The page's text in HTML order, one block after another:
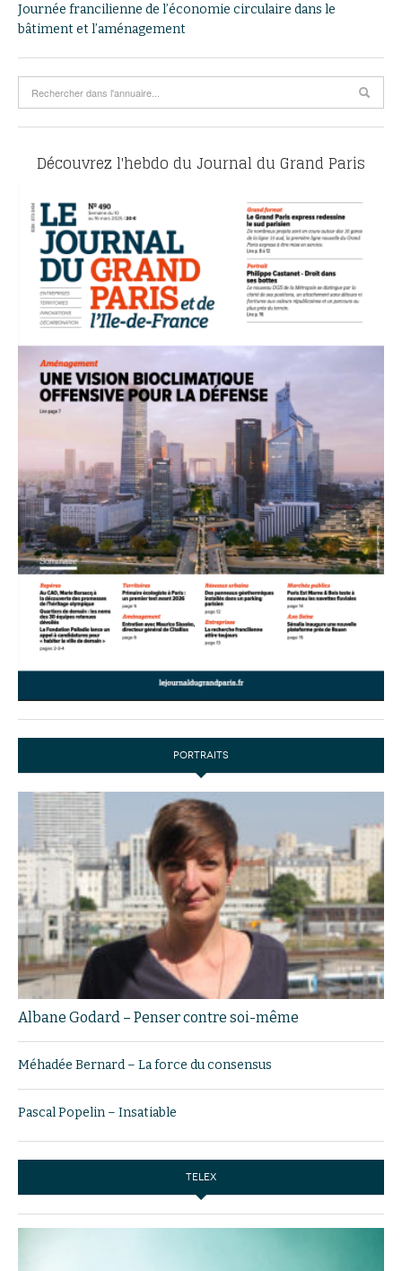
Journée francilienne de l’économie circulaire dans le
bâtiment et l’aménagement
Découvrez l'hebdo du Journal du Grand Paris
PORTRAITS
Albane Godard – Penser contre soi-même
Méhadée Bernard – La force du consensus
Pascal Popelin – Insatiable
TELEX